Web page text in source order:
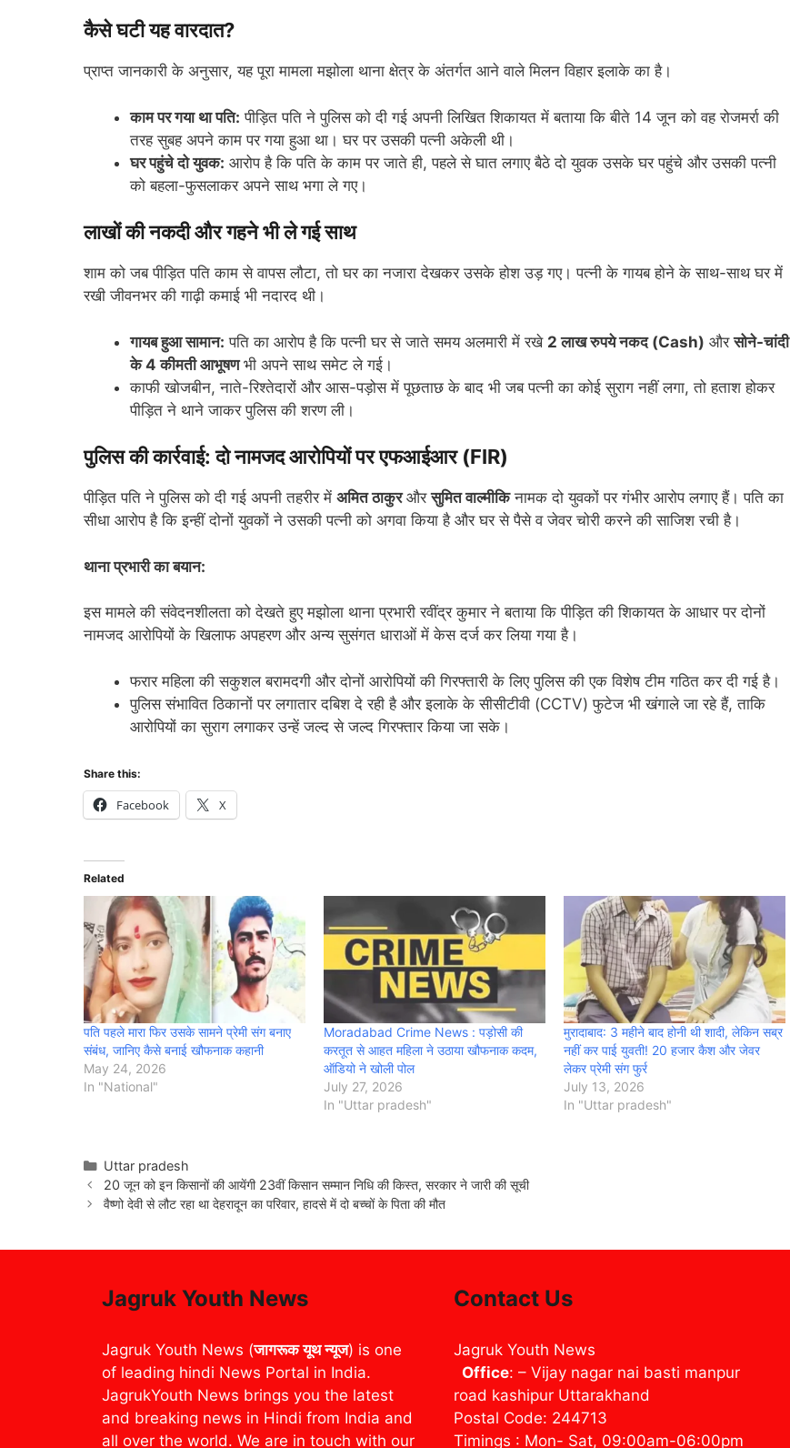
कैसे घटी यह वारदात?
प्राप्त जानकारी के अनुसार, यह पूरा मामला मझोला थाना क्षेत्र के अंतर्गत आने वाले मिलन विहार इलाके का है।
काम पर गया था पति: पीड़ित पति ने पुलिस को दी गई अपनी लिखित शिकायत में बताया कि बीते 14 जून को वह रोजमर्रा की
तरह सुबह अपने काम पर गया हुआ था। घर पर उसकी पत्नी अकेली थी।
घर पहुंचे दो युवक: आरोप है कि पति के काम पर जाते ही, पहले से घात लगाए बैठे दो युवक उसके घर पहुंचे और उसकी पत्नी
को बहला-फुसलाकर अपने साथ भगा ले गए।
लाखों की नकदी और गहने भी ले गई साथ
शाम को जब पीड़ित पति काम से वापस लौटा, तो घर का नजारा देखकर उसके होश उड़ गए। पत्नी के गायब होने के साथ-साथ घर में
रखी जीवनभर की गाढ़ी कमाई भी नदारद थी।
गायब हुआ सामान: पति का आरोप है कि पत्नी घर से जाते समय अलमारी में रखे 2 लाख रुपये नकद (Cash) औरसोने-चांदी
के 4 कीमती आभूषणभी अपने साथ समेट ले गई।
काफी खोजबीन, नाते-रिश्तेदारों और आस-पड़ोस में पूछताछ के बाद भी जब पत्नी का कोई सुराग नहीं लगा, तो हताश होकर
पीड़ित ने थाने जाकर पुलिस की शरण ली।
पुलिस की कार्रवाई: दो नामजद आरोपियों पर एफआईआर (FIR)
पीड़ित पति ने पुलिस को दी गई अपनी तहरीर में अमित ठाकुरऔरसुमित वाल्मीकिनामक दो युवकों पर गंभीर आरोप लगाए हैं। पति का
सीधा आरोप है कि इन्हीं दोनों युवकों ने उसकी पत्नी को अगवा किया है और घर से पैसे व जेवर चोरी करने की साजिश रची है।
थाना प्रभारी का बयान:
इस मामले की संवेदनशीलता को देखते हुए मझोला थाना प्रभारी रवींद्र कुमार ने बताया कि पीड़ित की शिकायत के आधार पर दोनों
नामजद आरोपियों के खिलाफ अपहरण और अन्य सुसंगत धाराओं में केस दर्ज कर लिया गया है।
फरार महिला की सकुशल बरामदगी और दोनों आरोपियों की गिरफ्तारी के लिए पुलिस की एक विशेष टीम गठित कर दी गई है।
पुलिस संभावित ठिकानों पर लगातार दबिश दे रही है और इलाके के सीसीटीवी (CCTV) फुटेज भी खंगाले जा रहे हैं, ताकि
आरोपियों का सुराग लगाकर उन्हें जल्द से जल्द गिरफ्तार किया जा सके।
Share this:
Facebook X
Related
पति पहले मारा फिर उसके सामने प्रेमी संग बनाए
संबंध, जानिए कैसे बनाई खौफनाक कहानी
May 24, 2026
In "National"
Moradabad Crime News : पड़ोसी की
करतूत से आहत महिला ने उठाया खौफनाक कदम,
ऑडियो ने खोली पोल
July 27, 2026
In "Uttar pradesh"
मुरादाबाद: 3 महीने बाद होनी थी शादी, लेकिन सब्र
नहीं कर पाई युवती! 20 हजार कैश और जेवर
लेकर प्रेमी संग फुर्र
July 13, 2026
In "Uttar pradesh"
Categories
Uttar pradesh
20 जून को इन किसानों की आयेंगी 23वीं किसान सम्मान निधि की किस्त, सरकार ने जारी की सूची
वैष्णो देवी से लौट रहा था देहरादून का परिवार, हादसे में दो बच्चों के पिता की मौत
Jagruk Youth News
Jagruk Youth News (जागरूक यूथ न्यूज) is one
of leading hindi News Portal in India.
JagrukYouth News brings you the latest
and breaking news in Hindi from India and
all over the world. We are in touch with our
Contact Us
Jagruk Youth News
Office: – Vijay nagar nai basti manpur
road kashipur Uttarakhand
Postal Code: 244713
Timings : Mon- Sat, 09:00am-06:00pm